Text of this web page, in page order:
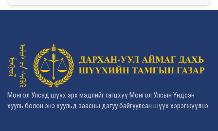
Монгол Улсад шүүх эрх мэдлийг гагцхүү Монгол Улсын Үндсэн
хууль болон энэ хуульд заасны дагуу байгуулсан шүүх хэрэгжүүлнэ.